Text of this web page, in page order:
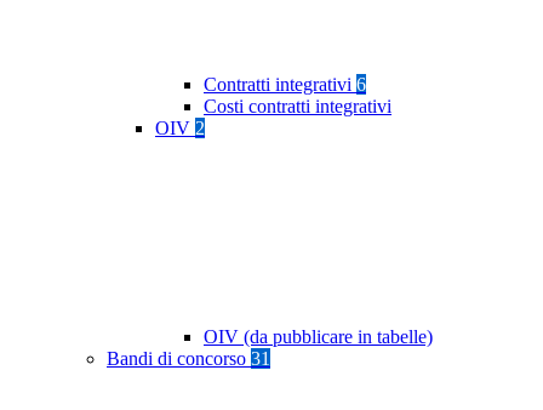
Contratti integrativi 6
Costi contratti integrativi
OIV 2
OIV (da pubblicare in tabelle)
Bandi di concorso 31